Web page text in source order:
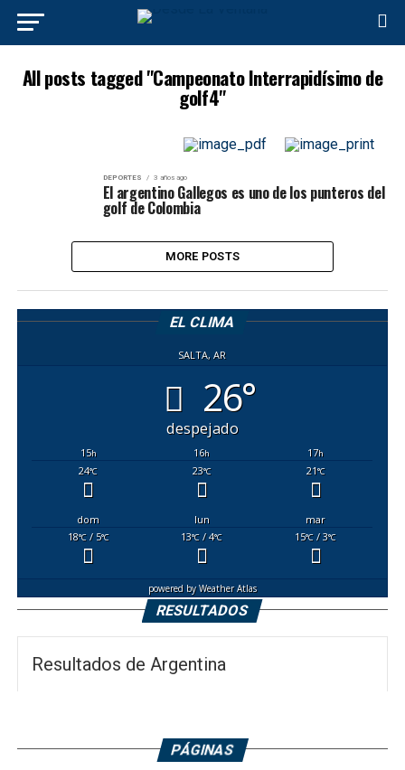
All posts tagged "Campeonato Interrapidísimo de
golf4"
DEPORTES 3 años ago
El argentino Gallegos es uno de los punteros del
golf de Colombia
MORE POSTS
EL CLIMA
SALTA, AR
26°
despejado
15h 16h 17h
24°C 23°C 21°C
dom lun
mar
18°C/ 5°C 13°C / 4°C 15°C / 3°C
powered byWeather Atlas
RESULTADOS
Resultados de Argentina
PÁGINAS